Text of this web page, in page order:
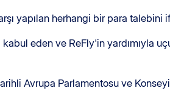
yapılan herhangi bir para talebini
eden ve ReFly'in yardımıyla
Avrupa Parlamentosu ve